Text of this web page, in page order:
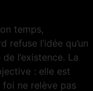
temps,
l’idée qu’un
l’existence. La
: elle est
foi ne relève pas